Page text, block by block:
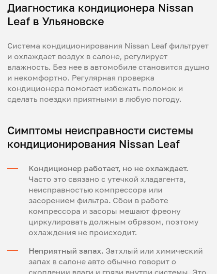
Диагностика кондиционера Nissan
Leaf в Ульяновске
Система кондиционирования Nissan Leaf фильтрует
и охлаждает воздух в салоне, регулирует
влажность. Без нее в автомобиле становится душно
и некомфортно. Регулярная проверка
кондиционера помогает избежать поломок и
сделать поездки приятными в любую погоду.
Симптомы неисправности системы
кондиционирования Nissan Leaf
Кондиционер работает, но не охлаждает.
Часто это связано с утечкой хладагента,
неисправностью компрессора или
засорением фильтра. Сбои в работе
компрессора и засоры мешают фреону
циркулировать должным образом, поэтому
охлаждения не происходит.
Неприятный запах. Затхлый или химический
запах в салоне авто обычно говорит о
скоплении влаги и грязи внутри системы. Это